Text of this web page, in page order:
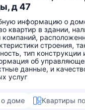
д 47
информацию о
квартир в здании,
компаний,
строения,
тип конструкции
об
данные, и
услуг
доме Квартиры